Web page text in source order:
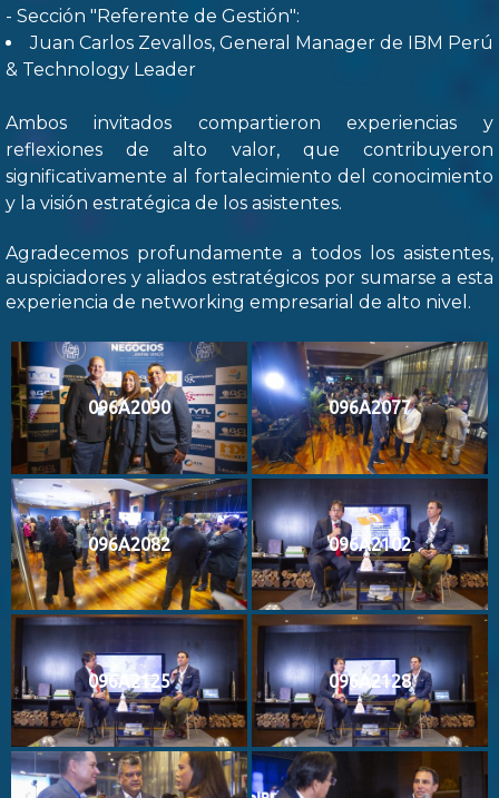
- Sección "Referente de Gestión":
Juan Carlos Zevallos, General Manager de IBM Perú
& Technology Leader
Ambos invitados compartieron experiencias y
reflexiones de alto valor, que contribuyeron
significativamente al fortalecimiento del conocimiento
y la visión estratégica de los asistentes.
Agradecemos profundamente a todos los asistentes,
auspiciadores y aliados estratégicos por sumarse a esta
experiencia de networking empresarial de alto nivel.
096A2090 096A2077
096A2082 096A2102
096A2125 096A2128